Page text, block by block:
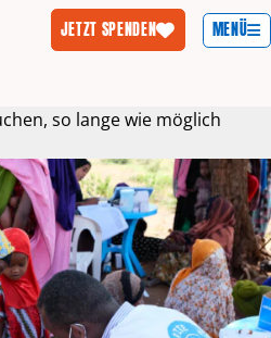
JETZT SPENDEN MENÜ
so lange wie möglich